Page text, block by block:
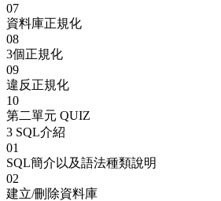
07
資料庫正規化
08
3個正規化
09
違反正規化
10
第二單元 QUIZ
3 SQL介紹
01
SQL簡介以及語法種類說明
02
建立/刪除資料庫